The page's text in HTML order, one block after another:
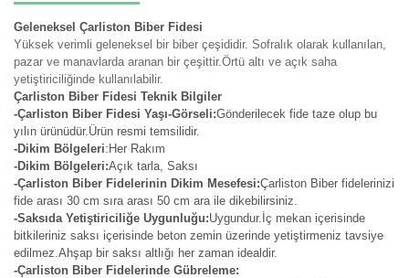
Geleneksel Çarliston Biber Fidesi
Yüksek verimli geleneksel bir biber çeşididir. Sofralık olarak kullanılan,
pazar ve manavlarda aranan bir çeşittir.Örtü altı ve açık saha
yetiştiriciliğinde kullanılabilir.
Çarliston Biber Fidesi Teknik Bilgiler
-Çarliston Biber Fidesi Yaşı-Görseli:Gönderilecek fide taze olup bu
yılın ürünüdür.Ürün resmi temsilidir.
-Dikim Bölgeleri:Her Rakım
-Dikim Bölgeleri:Açık tarla, Saksı
-Çarliston Biber Fidelerinin Dikim Mesefesi:Çarliston Biber fidelerinizi
fide arası 30 cm sıra arası 50 cm ara ile dikebilirsiniz.
-Saksıda Yetiştiriciliğe Uygunluğu:Uygundur.İç mekan içerisinde
bitkileriniz saksı içerisinde beton zemin üzerinde yetiştirmeniz tavsiye
edilmez.Ahşap bir saksı altlığı her zaman idealdir.
-Çarliston Biber Fidelerinde Gübreleme: